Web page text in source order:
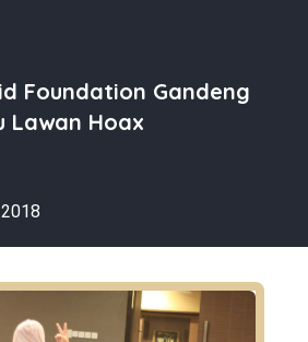
Foundation Gandeng
Lawan Hoax